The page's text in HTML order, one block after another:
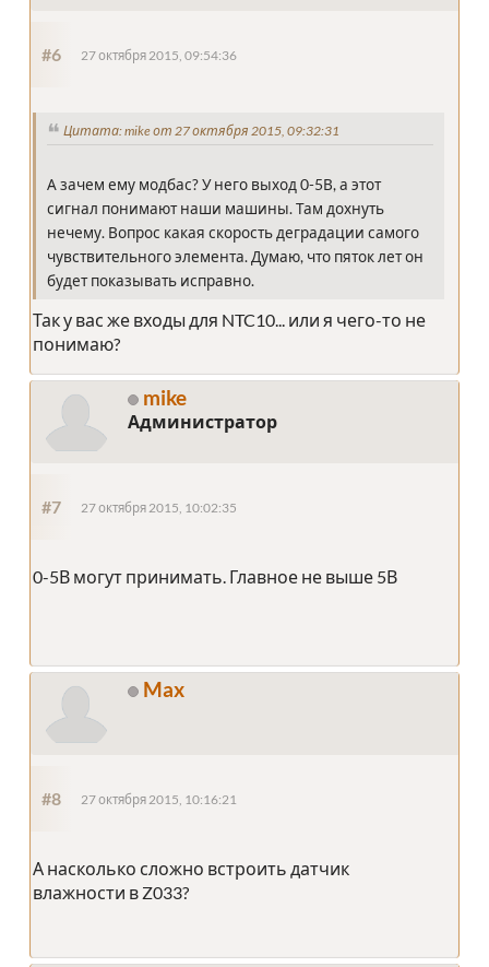
#6 27 октября 2015, 09:54:36
Цитата: mike от 27 октября 2015, 09:32:31
А зачем ему модбас? У него выход 0-5В, а этот
сигнал понимают наши машины. Там дохнуть
нечему. Вопрос какая скорость деградации самого
чувствительного элемента. Думаю, что пяток лет он
будет показывать исправно.
Так у вас же входы для NTC10... или я чего-то не
понимаю?
mike
Администратор
#7 27 октября 2015, 10:02:35
0-5В могут принимать. Главное не выше 5В
Max
#8 27 октября 2015, 10:16:21
А насколько сложно встроить датчик
влажности в Z033?